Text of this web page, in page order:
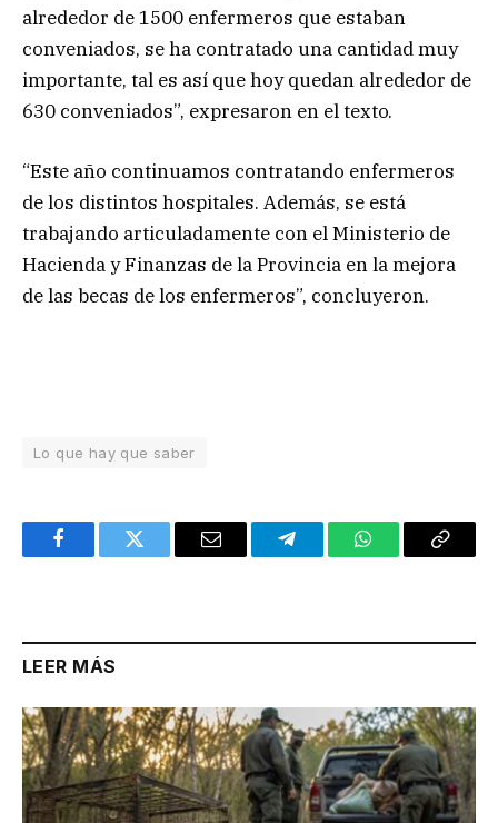
alrededor de 1500 enfermeros que estaban
conveniados, se ha contratado una cantidad muy
importante, tal es así que hoy quedan alrededor de
630 conveniados”, expresaron en el texto.
“Este año continuamos contratando enfermeros
de los distintos hospitales. Además, se está
trabajando articuladamente con el Ministerio de
Hacienda y Finanzas de la Provincia en la mejora
de las becas de los enfermeros”, concluyeron.
Lo que hay que saber
FacebookTwitter Email TelegramWhatsAppCopy
LEER MÁS